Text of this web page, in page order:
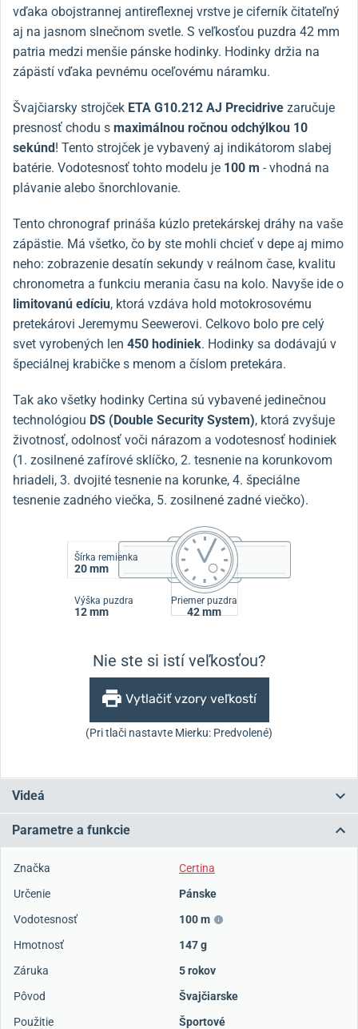
vďaka obojstrannej antireflexnej vrstve je ciferník čitateľný
aj na jasnom slnečnom svetle. S veľkosťou puzdra 42 mm
patria medzi menšie pánske hodinky. Hodinky držia na
zápästí vďaka pevnému oceľovému náramku.
Švajčiarsky strojček ETA G10.212 AJ Precidrive zaručuje
presnosť chodu s maximálnou ročnou odchýlkou 10
sekúnd! Tento strojček je vybavený aj indikátorom slabej
batérie. Vodotesnosť tohto modelu je 100 m - vhodná na
plávanie alebo šnorchlovanie.
Tento chronograf prináša kúzlo pretekárskej dráhy na vaše
zápästie. Má všetko, čo by ste mohli chcieť v depe aj mimo
neho: zobrazenie desatín sekundy v reálnom čase, kvalitu
chronometra a funkciu merania času na kolo. Navyše ide o
limitovanú edíciu, ktorá vzdáva hold motokrosovému
pretekárovi Jeremymu Seewerovi. Celkovo bolo pre celý
svet vyrobených len 450 hodiniek. Hodinky sa dodávajú v
špeciálnej krabičke s menom a číslom pretekára.
Tak ako všetky hodinky Certina sú vybavené jedinečnou
technológiou DS (Double Security System), ktorá zvyšuje
životnosť, odolnosť voči nárazom a vodotesnosť hodiniek
(1. zosilnené zafírové sklíčko, 2. tesnenie na korunkovom
hriadeli, 3. dvojité tesnenie na korunke, 4. špeciálne
tesnenie zadného viečka, 5. zosilnené zadné viečko).
Šírka remienka
20 mm
Výška puzdra
12 mm
Priemer puzdra
42 mm
Nie ste si istí veľkosťou?
Vytlačiť vzory veľkostí
(Pri tlači nastavte Mierku: Predvolené)
Videá
Parametre a funkcie
Značka
Certina
Určenie
Pánske
Vodotesnosť
100 m
Hmotnosť
147 g
Záruka
5 rokov
Pôvod
Švajčiarske
Použitie
Športové